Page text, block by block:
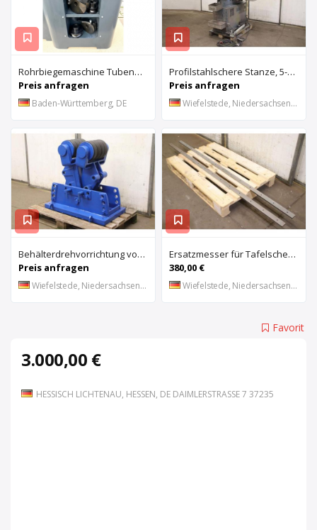
Rohrbiegemaschine Tubend TB 42 hydraulisch Neumaschine
Preis anfragen
Baden-Württemberg, DE
Profilstahlschere Stanze, 5-fach kombiniert von Mubea – HIW 600
Preis anfragen
Wiefelstede, Niedersachsen, DE
Behälterdrehvorrichtung von unbekannt – Rollenabstand 290 bis 1205 mm
Preis anfragen
Wiefelstede, Niedersachsen, DE
Ersatzmesser für Tafelschere 2 Stück von RAS – Messergröße 49/12/2080 mm
380,00 €
Wiefelstede, Niedersachsen, DE
Favorit
3.000,00 €
HESSISCH LICHTENAU, HESSEN, DE DAIMLERSTRASSE 7 37235